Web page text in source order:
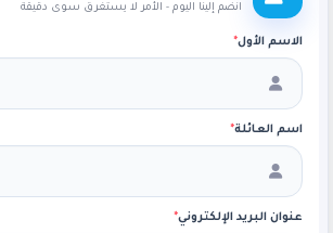
انضم إلينا اليوم - الأمر لا يستغرق سوى دقيقة
الاسم الأول*
اسم العائلة*
عنوان البريد الإلكتروني*